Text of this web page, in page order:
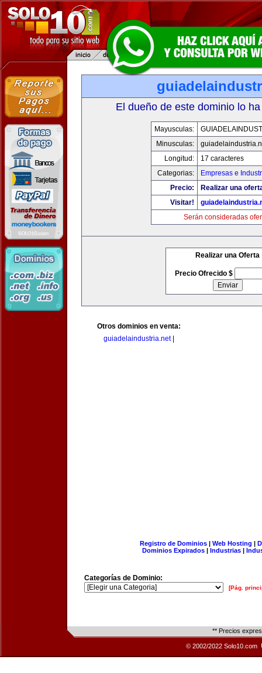
El dueño de este dominio lo
Mayusculas:
Minusculas:
Longitud:
17 caracteres
Categorias:
Empresas e
Precio:
Realizar una
Visitar!
Serán consideradas
Realizar una Oferta
Precio Ofrecido $
Otros dominios en venta:
guiadelaindustria.net|
Registro de Dominios| Web Hosting |
Dominios Expirados | Industrias |
Categorías de Dominio:
[Pág.
** Precios
© 2002/2022 Solo10.com